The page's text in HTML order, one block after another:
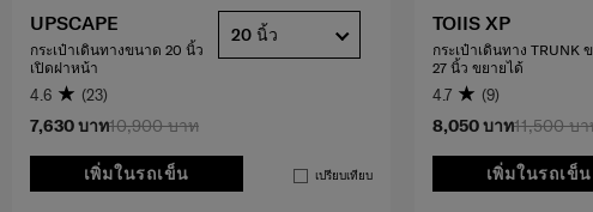
10,900 บาท
7,630 บาท
เพิ่มในรถเข็น เปรียบเทียบ
UPSCAPE
กระเป๋าเดินทางขนาด 20 นิ้ว
เปิดฝาหน้า
4.6 (23)
20 นิ้ว
11,500 บ
8,050 บาท
เพิ่มในรถเข็น
TOIIS XP
กระเป๋าเดินทาง TRUNK
27 นิ้ว ขยายได้
4.7 (9)